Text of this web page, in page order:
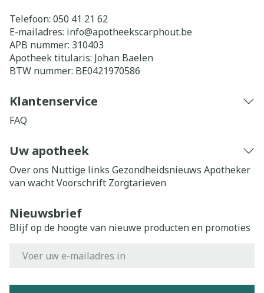
Telefoon: 050 41 21 62
E-mailadres: info@apotheekscarphout.be
APB nummer: 310403
Apotheek titularis: Johan Baelen
BTW nummer: BE0421970586
Klantenservice
FAQ
Uw apotheek
Over ons Nuttige links Gezondheidsnieuws Apotheker
van wachtVoorschrift Zorgtarieven
Nieuwsbrief
Blijf op de hoogte van nieuwe producten en promoties